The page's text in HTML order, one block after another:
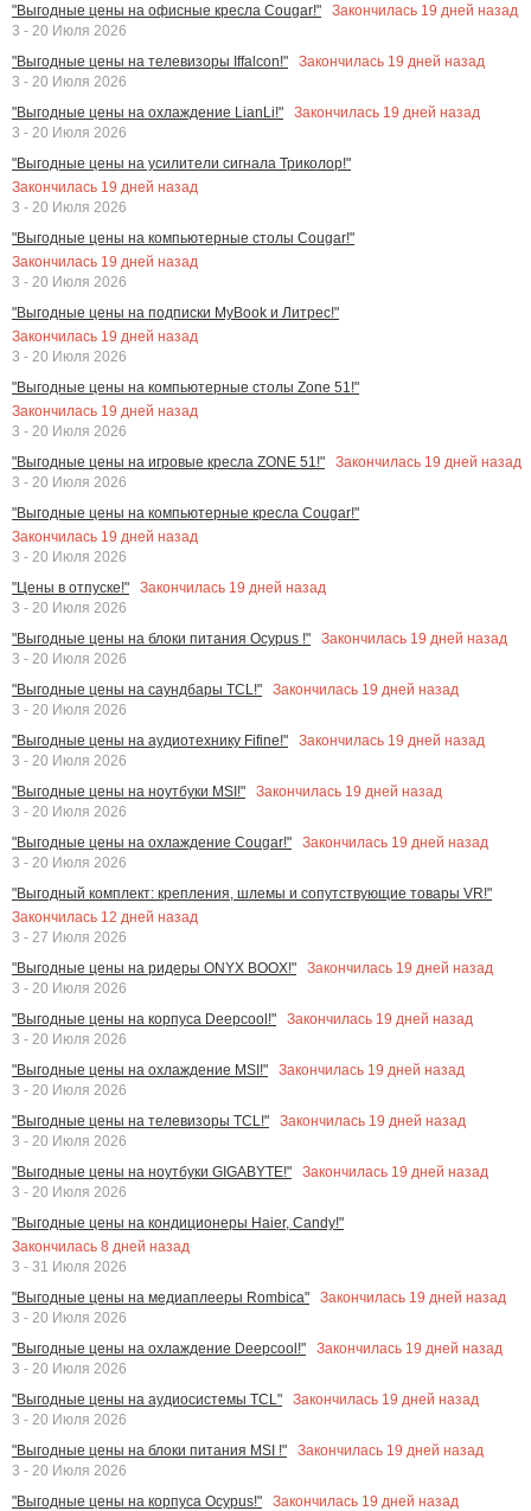
"Выгодные цены на офисные кресла Cougar!" Закончилась 19 дней назад
3 - 20 Июля 2026
"Выгодные цены на телевизоры Iffalcon!"
Закончилась 19 дней назад
3 - 20 Июля 2026
"Выгодные цены на охлаждение LianLi!"
Закончилась 19 дней назад
3 - 20 Июля 2026
"Выгодные цены на усилители сигнала Триколор!"
Закончилась 19 дней назад
3 - 20 Июля 2026
"Выгодные цены на компьютерные столы Cougar!"
Закончилась 19 дней назад
3 - 20 Июля 2026
"Выгодные цены на подписки MyBook и Литрес!"
Закончилась 19 дней назад
3 - 20 Июля 2026
"Выгодные цены на компьютерные столы Zone 51!"
Закончилась 19 дней назад
3 - 20 Июля 2026
"Выгодные цены на игровые кресла ZONE 51!"
Закончилась 19 дней назад
3 - 20 Июля 2026
"Выгодные цены на компьютерные кресла Cougar!"
Закончилась 19 дней назад
3 - 20 Июля 2026
"Цены в отпуске!"
Закончилась 19 дней назад
3 - 20 Июля 2026
"Выгодные цены на блоки питания Ocypus !"
Закончилась 19 дней назад
3 - 20 Июля 2026
"Выгодные цены на саундбары TCL!"
Закончилась 19 дней назад
3 - 20 Июля 2026
"Выгодные цены на аудиотехнику Fifine!"
Закончилась 19 дней назад
3 - 20 Июля 2026
"Выгодные цены на ноутбуки MSI!"
Закончилась 19 дней назад
3 - 20 Июля 2026
"Выгодные цены на охлаждение Cougar!"
Закончилась 19 дней назад
3 - 20 Июля 2026
"Выгодный комплект: крепления, шлемы и сопутствующие товары VR!"
Закончилась 12 дней назад
3 - 27 Июля 2026
"Выгодные цены на ридеры ONYX BOOX!"
Закончилась 19 дней назад
3 - 20 Июля 2026
"Выгодные цены на корпуса Deepcool!"
Закончилась 19 дней назад
3 - 20 Июля 2026
"Выгодные цены на охлаждение MSI!"
Закончилась 19 дней назад
3 - 20 Июля 2026
"Выгодные цены на телевизоры TCL!"
Закончилась 19 дней назад
3 - 20 Июля 2026
"Выгодные цены на ноутбуки GIGABYTE!"
Закончилась 19 дней назад
3 - 20 Июля 2026
"Выгодные цены на кондиционеры Haier, Candy!"
Закончилась 8 дней назад
3 - 31 Июля 2026
"Выгодные цены на медиаплееры Rombica"
Закончилась 19 дней назад
3 - 20 Июля 2026
"Выгодные цены на охлаждение Deepcool!"
Закончилась 19 дней назад
3 - 20 Июля 2026
"Выгодные цены на аудиосистемы TCL"
Закончилась 19 дней назад
3 - 20 Июля 2026
"Выгодные цены на блоки питания MSI !"
Закончилась 19 дней назад
3 - 20 Июля 2026
"Выгодные цены на корпуса Ocypus!"
Закончилась 19 дней назад